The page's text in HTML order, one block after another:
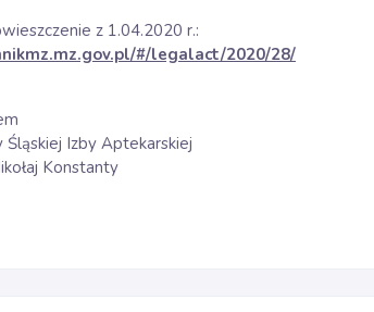
z 1.04.2020 r.:
#/legalact/2020/28/
Śląskiej Izby Aptekarskiej
Konstanty